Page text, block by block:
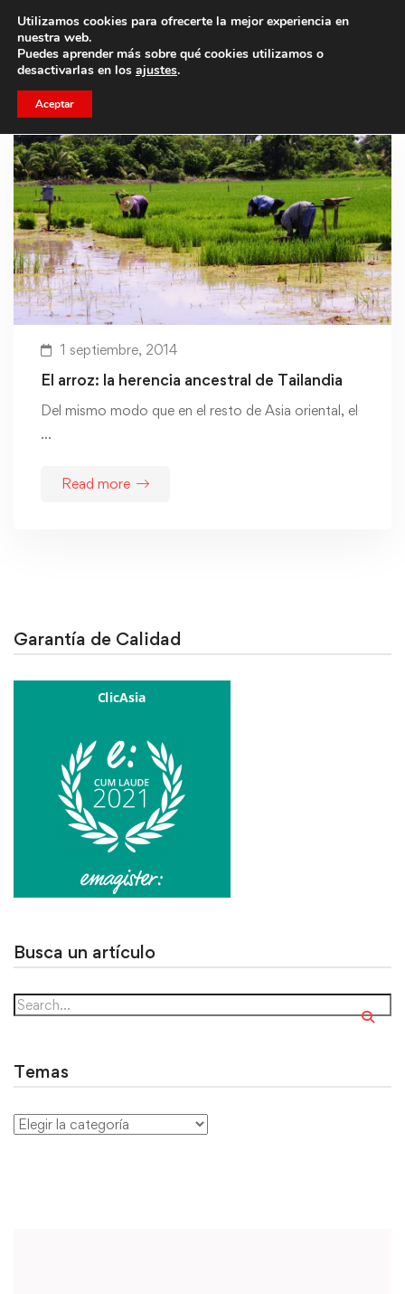
Trae a un amigo y llevaos un total de 75€ de descuento.
1 septiembre, 2014
El arroz: la herencia ancestral de Tailandia
Del mismo modo que en el resto de Asia oriental, el
…
Read more
Garantía de Calidad
Busca un artículo
Temas
Utilizamos cookies para ofrecerte la mejor experiencia en
nuestra web.
Puedes aprender más sobre qué cookies utilizamos o
desactivarlas en los ajustes.
Aceptar